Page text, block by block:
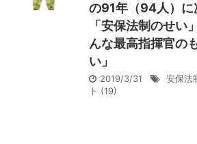
の91年（94人）
「安保法制のせい
んな最高指揮官の
い」
2019/3/31 安保法
ト (19)